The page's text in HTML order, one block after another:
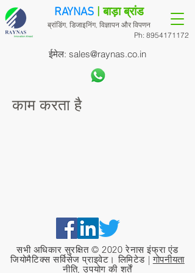
Ph: 8954171172
RAYNAS | बाड़ा ब्रांड
ब्रांडिंग, डिजाइनिंग, विज्ञापन और विपणन
ईमेल: sales@raynas.co.in
काम करता है
सभी अधिकार सुरक्षित © 2020 रेनास इंफ्रा एंड
जियोमैटिक्स सर्विसेज प्राइवेट। लिमिटेड |गोपनीयता
नीति, उपयोग की शर्तें